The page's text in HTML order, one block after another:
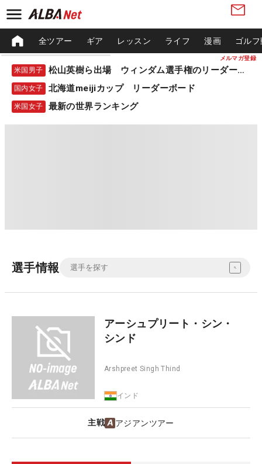
メルマガ登録
全ツアー ギア レッスン ライフ 漫画 ゴル
米国男子 松山英樹ら出場 ウィンダム選手権のリーダーボード
国内女子 北海道meijiカップ リーダーボード
米国女子 最新の世界ランキング
選手情報
アーシュプリート・シン・
シンド
Arshpreet Singh Thind
インド
主戦 アジアンツアー